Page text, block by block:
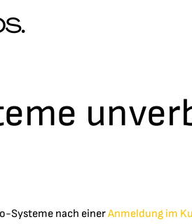
Systeme nach einerAnmeldung im